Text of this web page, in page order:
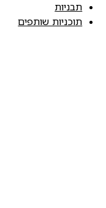
תבניות
תוכניות שותפים